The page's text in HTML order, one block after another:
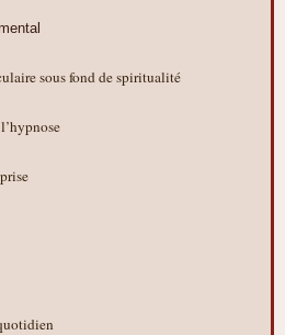
sous fond de spiritualité